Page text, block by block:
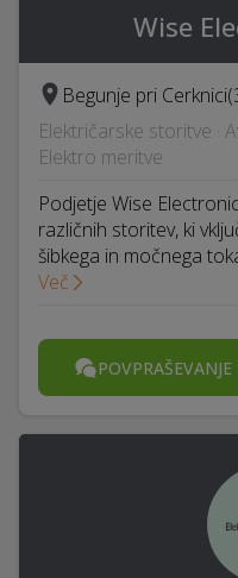
Wise
Begunje pri Cerknici
Električarske storitve ·
Elektro meritve
Podjetje Wise
različnih storitev, ki
šibkega in močnega
Več
POVPRAŠEVANJE